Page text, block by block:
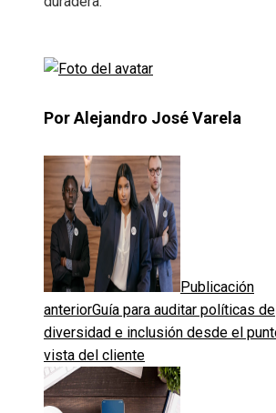
Por Alejandro José Varela
Publicación
anteriorGuía para auditar políticas de
diversidad e inclusión desde el
vista del cliente